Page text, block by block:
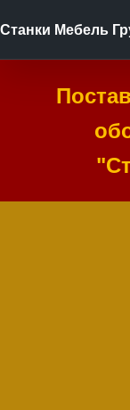
Станки Мебель